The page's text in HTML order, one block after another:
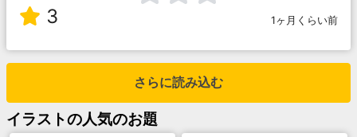
3 1ヶ月くらい前
さらに読み込む
イラストの人気のお題